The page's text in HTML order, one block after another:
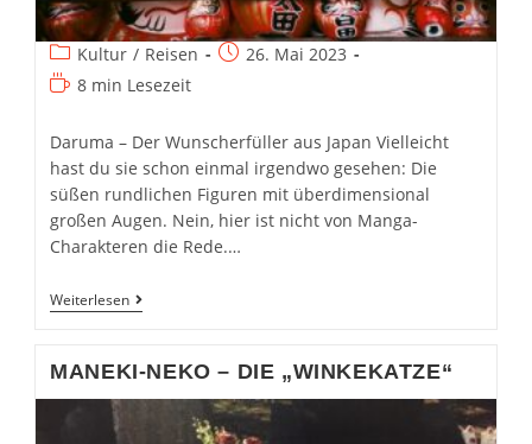
Beitrags-
Kategorie:
Kultur / Reisen
Beitrag26. Mai 2023
Lesedauer:
8 min Lesezeit
Daruma – Der Wunscherfüller aus Japan Vielleicht
hast du sie schon einmal irgendwo gesehen: Die
süßen rundlichen Figuren mit überdimensional
großen Augen. Nein, hier ist nicht von Manga-
Charakteren die Rede.…
WeiterlesenDaruma
–
Aus
Japan
MANEKI-NEKO – DIE „WINKEKATZE“